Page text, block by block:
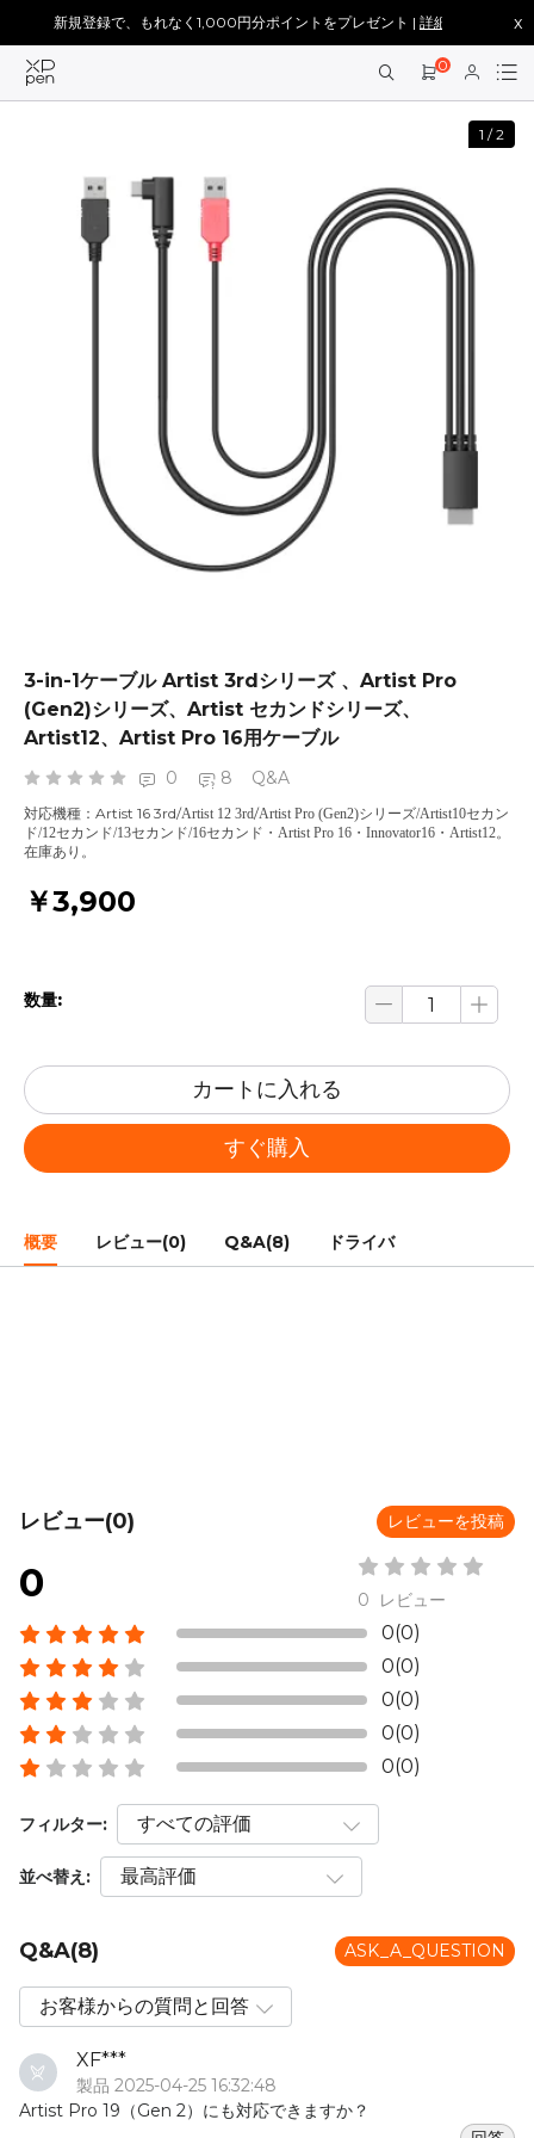
新規登録で、もれなく1,000円分ポイントをプレゼント | 詳細を見る > x
0
1 /2
3-in-1ケーブル Artist 3rdシリーズ 、Artist Pro
(Gen2)シリーズ、Artist セカンドシリーズ、
Artist12、Artist Pro 16用ケーブル
0 8 Q&A
対応機種： Artist 16 3rd/Artist 12 3rd/Artist Pro (Gen2)シリーズ/Artist10セカン
ド/12セカンド/13セカンド/16セカンド・Artist Pro 16・Innovator16・Artist12。
在庫あり。
￥3,900
数量:
カートに入れる
すぐ購入
概要 レビュー(0) Q&A(8) ドライバ
レビュー(0) レビューを投稿
0 0 レビュー
0(0)
0(0)
0(0)
0(0)
0(0)
フィルター:
並べ替え:
Q&A(8) ASK_A_QUESTION
XF***
製品 2025-04-25 16:32:48
Artist Pro 19（Gen 2）にも対応できますか？